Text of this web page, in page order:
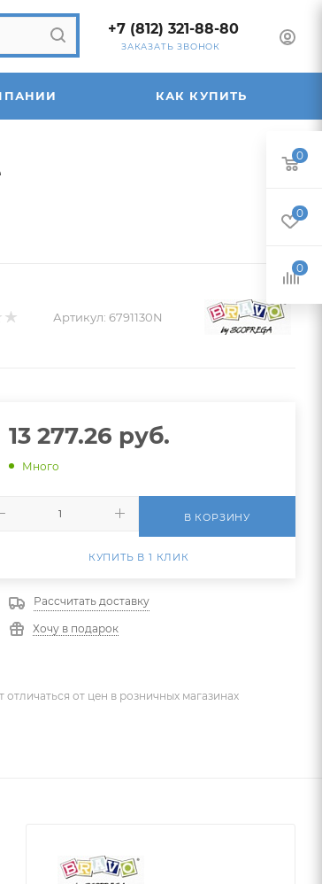
+7 (812) 321-88-80
ЗАКАЗАТЬ ЗВОНОК
КАК КУПИТЬ
Артикул: 6791130N
13 277.26 руб.
Много
В КОРЗИНУ
КУПИТЬ В 1 КЛИК
Рассчитать доставку
Хочу в подарок
от цен в розничных магазинах
0
0
0